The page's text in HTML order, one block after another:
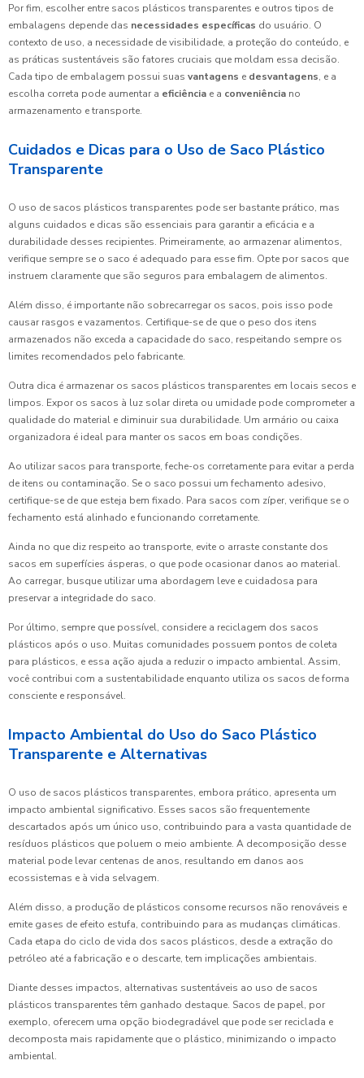
Por fim, escolher entre sacos plásticos transparentes e outros tipos de
embalagens depende das necessidades específicas do usuário. O
contexto de uso, a necessidade de visibilidade, a proteção do conteúdo, e
as práticas sustentáveis são fatores cruciais que moldam essa decisão.
Cada tipo de embalagem possui suas vantagens e desvantagens, e a
escolha correta pode aumentar a eficiência e a conveniência no
armazenamento e transporte.
Cuidados e Dicas para o Uso de Saco Plástico
Transparente
O uso de sacos plásticos transparentes pode ser bastante prático, mas
alguns cuidados e dicas são essenciais para garantir a eficácia e a
durabilidade desses recipientes. Primeiramente, ao armazenar alimentos,
verifique sempre se o saco é adequado para esse fim. Opte por sacos que
instruem claramente que são seguros para embalagem de alimentos.
Além disso, é importante não sobrecarregar os sacos, pois isso pode
causar rasgos e vazamentos. Certifique-se de que o peso dos itens
armazenados não exceda a capacidade do saco, respeitando sempre os
limites recomendados pelo fabricante.
Outra dica é armazenar os sacos plásticos transparentes em locais secos e
limpos. Expor os sacos à luz solar direta ou umidade pode comprometer a
qualidade do material e diminuir sua durabilidade. Um armário ou caixa
organizadora é ideal para manter os sacos em boas condições.
Ao utilizar sacos para transporte, feche-os corretamente para evitar a perda
de itens ou contaminação. Se o saco possui um fechamento adesivo,
certifique-se de que esteja bem fixado. Para sacos com zíper, verifique se o
fechamento está alinhado e funcionando corretamente.
Ainda no que diz respeito ao transporte, evite o arraste constante dos
sacos em superfícies ásperas, o que pode ocasionar danos ao material.
Ao carregar, busque utilizar uma abordagem leve e cuidadosa para
preservar a integridade do saco.
Por último, sempre que possível, considere a reciclagem dos sacos
plásticos após o uso. Muitas comunidades possuem pontos de coleta
para plásticos, e essa ação ajuda a reduzir o impacto ambiental. Assim,
você contribui com a sustentabilidade enquanto utiliza os sacos de forma
consciente e responsável.
Impacto Ambiental do Uso do Saco Plástico
Transparente e Alternativas
O uso de sacos plásticos transparentes, embora prático, apresenta um
impacto ambiental significativo. Esses sacos são frequentemente
descartados após um único uso, contribuindo para a vasta quantidade de
resíduos plásticos que poluem o meio ambiente. A decomposição desse
material pode levar centenas de anos, resultando em danos aos
ecossistemas e à vida selvagem.
Além disso, a produção de plásticos consome recursos não renováveis e
emite gases de efeito estufa, contribuindo para as mudanças climáticas.
Cada etapa do ciclo de vida dos sacos plásticos, desde a extração do
petróleo até a fabricação e o descarte, tem implicações ambientais.
Diante desses impactos, alternativas sustentáveis ao uso de sacos
plásticos transparentes têm ganhado destaque. Sacos de papel, por
exemplo, oferecem uma opção biodegradável que pode ser reciclada e
decomposta mais rapidamente que o plástico, minimizando o impacto
ambiental.